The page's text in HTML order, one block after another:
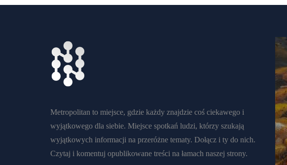
Metropolitan to miejsce, gdzie każdy znajdzie coś ciekawego i
wyjątkowego dla siebie. Miejsce spotkań ludzi, którzy szukają
wyjątkowych informacji na przeróżne tematy. Dołącz i ty do nich.
Czytaj i komentuj opublikowane treści na łamach naszej strony.
–
na skosie
poddasza:
przygotowa
nie i montaż
historycznyc
h do
systemu AI
bez błędów